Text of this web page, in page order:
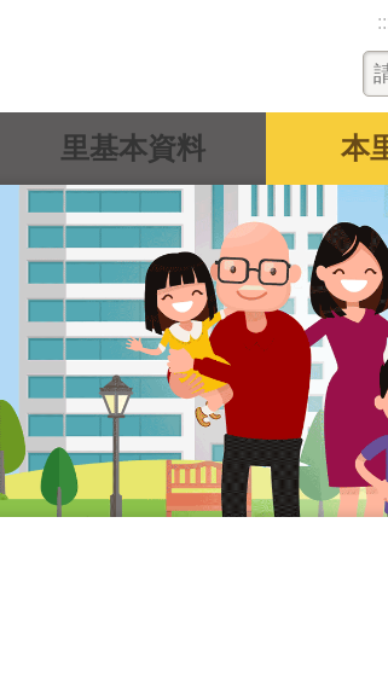
里基本資料 本